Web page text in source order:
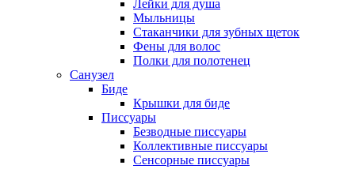
Лейки для душа
Мыльницы
Стаканчики для зубных щеток
Фены для волос
Полки для полотенец
Санузел
Биде
Крышки для биде
Писсуары
Безводные писсуары
Коллективные писсуары
Сенсорные писсуары